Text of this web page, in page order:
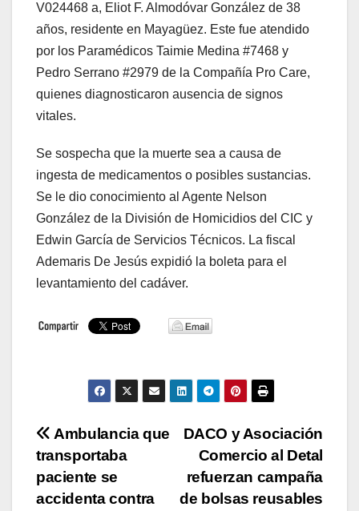
V024468 a, Eliot F. Almodóvar González de 38
años, residente en Mayagüez. Este fue atendido
por los Paramédicos Taimie Medina #7468 y
Pedro Serrano #2979 de la Compañía Pro Care,
quienes diagnosticaron ausencia de signos
vitales.
Se sospecha que la muerte sea a causa de
ingesta de medicamentos o posibles sustancias.
Se le dio conocimiento al Agente Nelson
González de la División de Homicidios del CIC y
Edwin García de Servicios Técnicos. La fiscal
Ademaris De Jesús expidió la boleta para el
levantamiento del cadáver.
Navegación
de
DACO y Asociación
Comercio al Detal
refuerzan campaña
de bolsas reusables
Ambulancia que
transportaba
paciente se
accidenta contra